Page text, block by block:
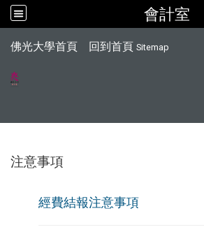
會計室
佛光大學首頁 回到首頁 Sitemap
注意事項
經費結報注意事項